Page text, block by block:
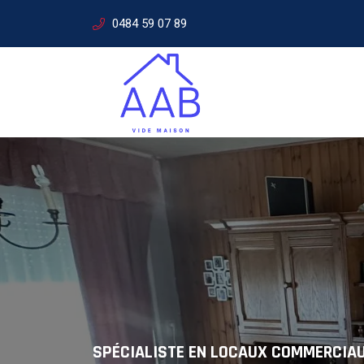
0484 59 07 89
SPÉCIALISTE EN LOCAUX
SERVICES PROFESSIONNELS